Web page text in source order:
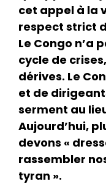
cet appel à la
respect strict
Le Congo n’a
cycle de
dérives. Le
et de
serment au
Aujourd’hui,
devons «
rassembler
tyran ».